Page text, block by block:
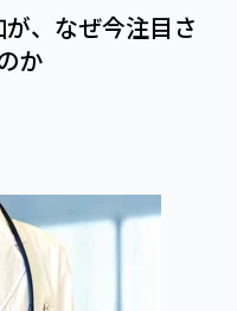
、なぜ今注目さ
か